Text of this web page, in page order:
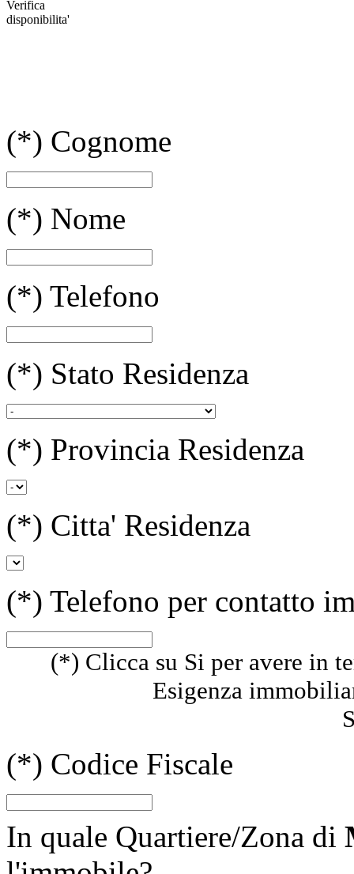
Verifica
disponibilita'
(*) Cognome
(*) Nome
(*) Telefono
(*) Stato Residenza
(*) Provincia Residenza
(*) Citta' Residenza
(*) Telefono per contatto
(*) Clicca su Si per avere in
Esigenza
(*) Codice Fiscale
In quale Quartiere/Zona di